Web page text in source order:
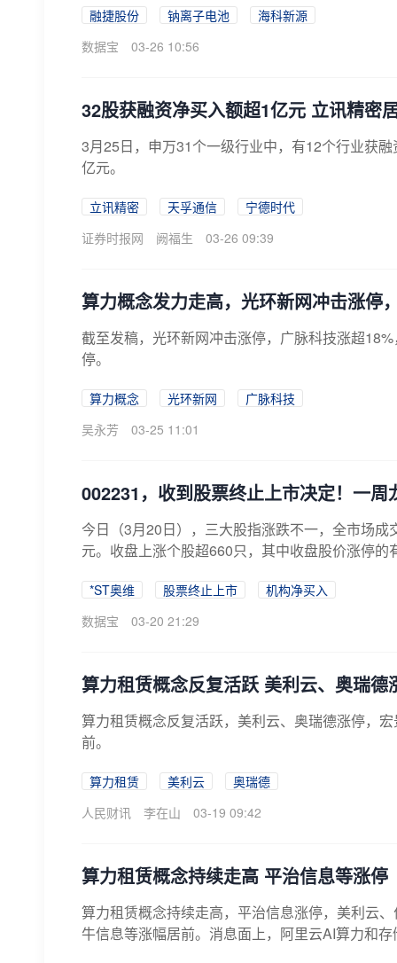
融捷股份 钠离子电池
海科新源
数据宝
03-26 10:56
32股获融资净买入额超1亿元 立讯精密
3月25日，申万31个一级行业中，有12个行业获
亿元。
立讯精密 天孚通信
宁德时代
证券时报网
阙福生 03-26 09:39
算力概念发力走高，光环新网冲击涨停
截至发稿，光环新网冲击涨停，广脉科技涨超
停。
算力概念 光环新网
广脉科技
吴永芳
03-25 11:01
002231，收到股票终止上市决定！一周
今日（3月20日），三大股指涨跌不一，全市场
元。收盘上涨个股超660只，其中收盘股价涨停
*ST奥维 股票终止上市
机构净买入
数据宝
03-20 21:29
算力租赁概念反复活跃 美利云、奥瑞德
算力租赁概念反复活跃，美利云、奥瑞德涨停，
前。
算力租赁 美利云
奥瑞德
人民财讯
李在山 03-19 09:42
算力租赁概念持续走高 平治信息等涨停
算力租赁概念持续走高，平治信息涨停，美利云
牛信息等涨幅居前。消息面上，阿里云AI算力和